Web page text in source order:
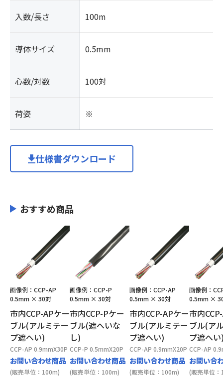
入数/長さ 100m
導体サイズ 0.5mm
心数/対数 100対
荷姿 ※
仕様書ダウンロード
おすすめ商品
画像例：CCP-AP
0.5mm × 30対
市内CCP-APケー
ブル(アルミテー
プ遮へい)
CCP-AP 0.9mmX30P
お問い合わせ商品
(販売単位：100m)
画像例：CCP-P
0.5mm × 30対
市内CCP-Pケー
ブル(遮へいな
し)
CCP-P 0.5mmX20P
お問い合わせ商品
(販売単位：100m)
画像例：CCP-AP
0.5mm × 30対
市内CCP-APケー
ブル(アルミテー
プ遮へい)
CCP-AP 0.9mmX20P
お問い合わせ商品
(販売単位：100m)
画像例：
0.5mm ×
市内
ブル(ア
プ遮へ
CCP-AP
お問い合
(販売単位